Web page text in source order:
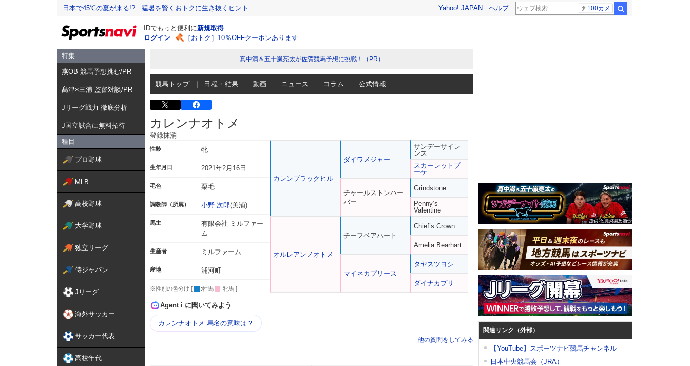
日本で45℃の夏が来る!? 猛暑を賢くおトクに生き抜くヒント Yahoo! JAPAN ヘルプ 100カメ
IDでもっと便利に新規取得
ログイン
［おトク］10％OFFクーポンあります
特集
燕OB 競馬予想挑む/PR
髙津×三浦 監督対談/PR
Jリーグ戦力 徹底分析
J国立試合に無料招待
種目
プロ野球
MLB
高校野球
大学野球
独立リーグ
侍ジャパン
Jリーグ
海外サッカー
サッカー代表
高校年代
真中満＆五十嵐亮太が佐賀競馬予想に挑戦！（PR）
競馬トップ 日程・結果 動画 ニュース コラム 公式情報
カレンナオトメ
登録抹消
性齢 牝
生年月日 2021年2月16日
毛色 栗毛
調教師（所属） 小野 次郎(美浦)
馬主
有限会社 ミルファー
ム
生産者 ミルファーム
産地 浦河町
※性別の色分け [ :牡馬 :牝馬 ]
カレンブラックヒル
オルレアンノオトメ
ダイワメジャー
チャールストンハー
バー
チーフベアハート
マイネカプリース
サンデーサイレ
ンス
スカーレットブ
ーケ
Grindstone
Penny’s
Valentine
Chief’s Crown
Amelia Bearhart
タヤスツヨシ
ダイナカプリ
Agent i に聞いてみよう
カレンナオトメ 馬名の意味は？
他の質問をしてみる
関連リンク（外部）
【YouTube】スポーツナビ競馬チャンネル
日本中央競馬会（JRA）